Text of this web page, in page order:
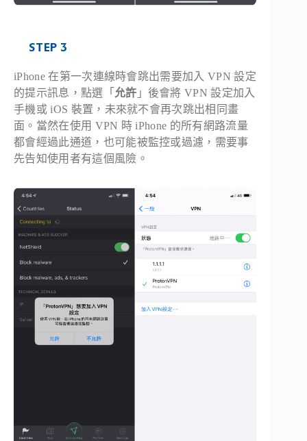
STEP 3
iPhone 在第一次連線時會跳出需要加入 VPN 設定
的提示訊息，點選「 允許 」後會將 VPN 設定加入
手機或 iOS 裝置，未來就不會再次跳出相同畫
面。當然在使用 VPN 時 iPhone 的所有網路流量
都會經過此通道，也可能被監控或過濾，需要事
先告知使用者有這個風險。